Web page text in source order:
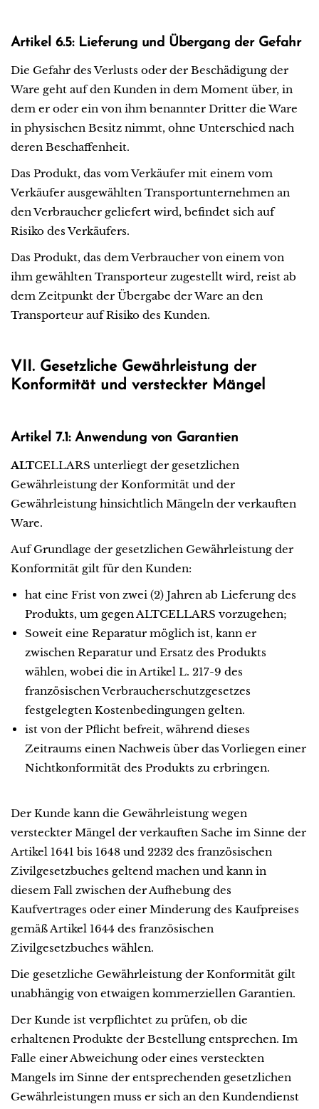
Artikel 6.5: Lieferung und Übergang der Gefahr
Die Gefahr des Verlusts oder der Beschädigung der
Ware geht auf den Kunden in dem Moment über, in
dem er oder ein von ihm benannter Dritter die Ware
in physischen Besitz nimmt, ohne Unterschied nach
deren Beschaffenheit.
Das Produkt, das vom Verkäufer mit einem vom
Verkäufer ausgewählten Transportunternehmen an
den Verbraucher geliefert wird, befindet sich auf
Risiko des Verkäufers.
Das Produkt, das dem Verbraucher von einem von
ihm gewählten Transporteur zugestellt wird, reist ab
dem Zeitpunkt der Übergabe der Ware an den
Transporteur auf Risiko des Kunden.
VII. Gesetzliche Gewährleistung der
Konformität und versteckter Mängel
Artikel 7.1: Anwendung von Garantien
ALTCELLARS unterliegt der gesetzlichen
Gewährleistung der Konformität und der
Gewährleistung hinsichtlich Mängeln der verkauften
Ware.
Auf Grundlage der gesetzlichen Gewährleistung der
Konformität gilt für den Kunden:
hat eine Frist von zwei (2) Jahren ab Lieferung des
Produkts, um gegen ALTCELLARS vorzugehen;
Soweit eine Reparatur möglich ist, kann er
zwischen Reparatur und Ersatz des Produkts
wählen, wobei die in Artikel L. 217-9 des
französischen Verbraucherschutzgesetzes
festgelegten Kostenbedingungen gelten.
ist von der Pflicht befreit, während dieses
Zeitraums einen Nachweis über das Vorliegen einer
Nichtkonformität des Produkts zu erbringen.
Der Kunde kann die Gewährleistung wegen
versteckter Mängel der verkauften Sache im Sinne der
Artikel 1641 bis 1648 und 2232 des französischen
Zivilgesetzbuches geltend machen und kann in
diesem Fall zwischen der Aufhebung des
Kaufvertrages oder einer Minderung des Kaufpreises
gemäß Artikel 1644 des französischen
Zivilgesetzbuches wählen.
Die gesetzliche Gewährleistung der Konformität gilt
unabhängig von etwaigen kommerziellen Garantien.
Der Kunde ist verpflichtet zu prüfen, ob die
erhaltenen Produkte der Bestellung entsprechen. Im
Falle einer Abweichung oder eines versteckten
Mangels im Sinne der entsprechenden gesetzlichen
Gewährleistungen muss er sich an den Kundendienst